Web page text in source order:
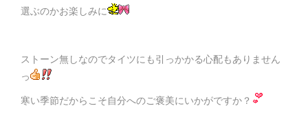
選ぶのかお楽しみに
ストーン無しなのでタイツにも引っかかる心配もありません
っ
寒い季節だからこそ自分へのご褒美にいかがですか？